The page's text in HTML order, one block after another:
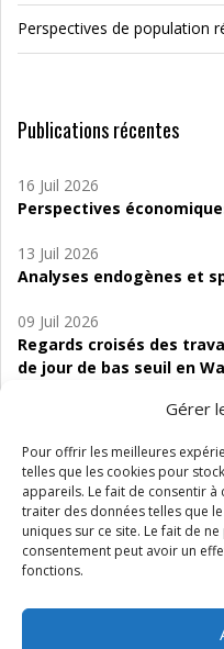
Gérer
Pour offrir les meilleures
telles que les cookies pour
appareils. Le fait de consentir
traiter des données telles que
uniques sur ce site. Le fait de
consentement peut avoir un
fonctions.
Perspectives de population
Publications récentes
16 Juil 2026
Perspectives
13 Juil 2026
Analyses endogènes et
09 Juil 2026
Regards croisés des
de jour de bas seuil en
Étude d’évaluabilité des
d’accompagnement à
01 Juil 2026
Pénurie du personnel
d’offre de soins pour